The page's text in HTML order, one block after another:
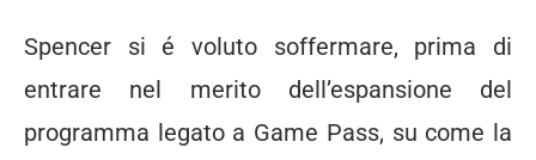
Spencer si é voluto soffermare, prima di
entrare nel merito dell’espansione del
programma legato a Game Pass, su come la